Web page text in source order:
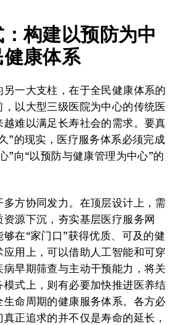
构建以预防为中
康体系
一大支柱，在于全民健康体系的
以大型三级医院为中心的传统医
越难以满足长寿社会的需求。要真
”的现实，医疗服务体系必须完成
”向“以预防与健康管理为中心”的
多方协同发力。在顶层设计上，需
源下沉，夯实基层医疗服务网
在“家门口”获得优质、可及的健
应用上，可以借助人工智能和可穿
早期筛查与主动干预能力，将关
模式上，则有必要加快推进医养结
生命周期的健康服务体系。各方必
正追求的并不仅是寿命的延长，